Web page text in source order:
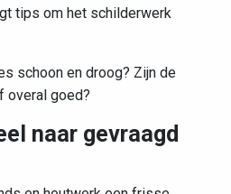
tips om het schilderwerk
schoon en droog? Zijn de
overal goed?
naar gevraagd